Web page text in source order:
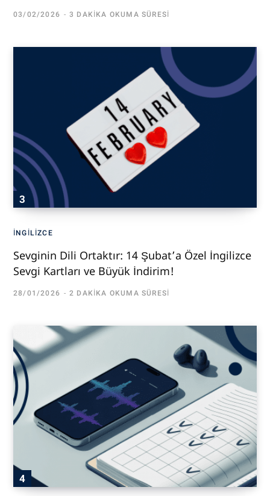
03/02/2026 3 DAKIKA OKUMA SÜRESI
İNGILIZCE
Sevginin Dili Ortaktır: 14 Şubat’a Özel İngilizce
Sevgi Kartları ve Büyük İndirim!
28/01/2026 2 DAKIKA OKUMA SÜRESI